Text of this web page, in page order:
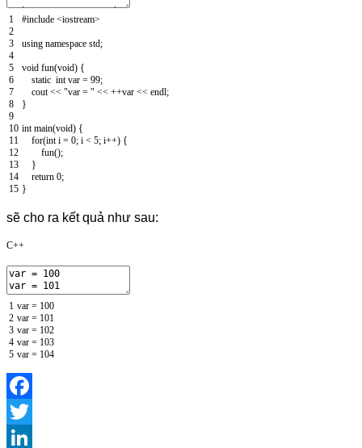
1
2
3
4
5
6
7
8
9
10
11
12
13
14
15
#include <iostream>
using namespace std;
void fun(void) {
static int var = 99;
cout << "var = " << ++var << endl;
}
int main(void) {
for(int i = 0; i < 5; i++) {
fun();
}
return 0;
}
sẽ cho ra kết quả như sau:
C++
1
2
3
4
5
var = 100
var = 101
var = 102
var = 103
var = 104
Facebook
Twitter